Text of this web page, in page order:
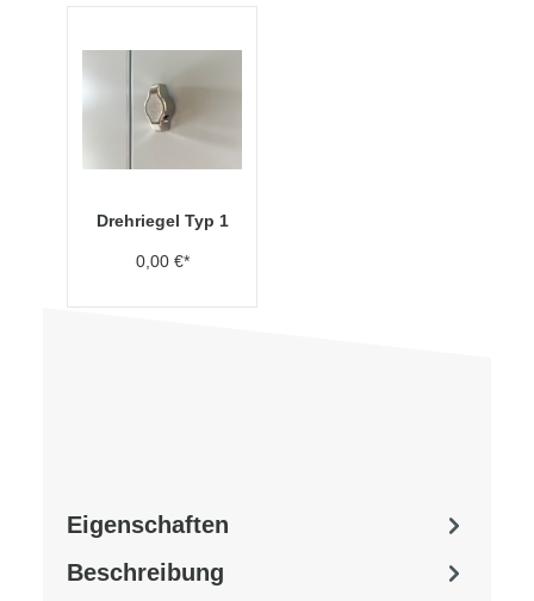
Drehriegel Typ 1
0,00 €*
Beschreibung
Eigenschaften